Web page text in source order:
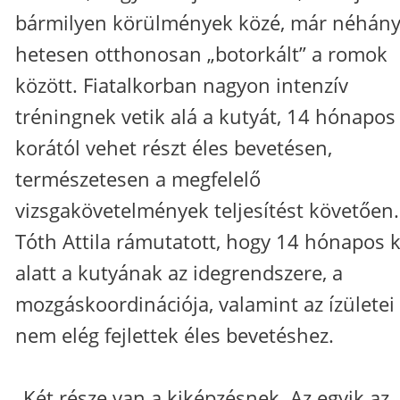
bármilyen körülmények közé, már néhány
hetesen otthonosan „botorkált” a romok
között. Fiatalkorban nagyon intenzív
tréningnek vetik alá a kutyát, 14 hónapos
korától vehet részt éles bevetésen,
természetesen a megfelelő
vizsgakövetelmények teljesítést követően.
Tóth Attila rámutatott, hogy 14 hónapos
alatt a kutyának az idegrendszere, a
mozgáskoordinációja, valamint az ízületei
nem elég fejlettek éles bevetéshez.